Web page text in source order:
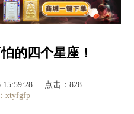
的四个星座！
15:59:28
点击：828
xtyfgfp